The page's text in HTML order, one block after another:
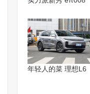
年轻人的菜 理想L6